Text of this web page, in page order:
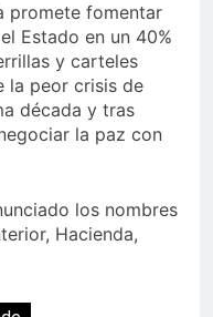
promete fomentar
Estado en un 40%
y carteles
la peor crisis de
década y tras
la paz con
los nombres
Hacienda,